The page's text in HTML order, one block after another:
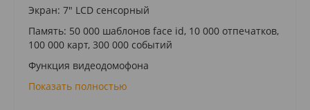
Экран: 7" LCD сенсорный
Память: 50 000 шаблонов face id, 10 000 отпечатков,
100 000 карт, 300 000 событий
Функция видеодомофона
Показать полностью